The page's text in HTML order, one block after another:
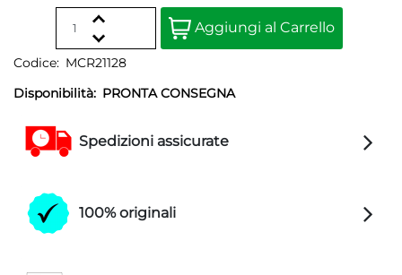
Quantità
Aggiungi al Carrello
Codice: MCR21128
Disponibilità: PRONTA CONSEGNA
Spedizioni assicurate
100% originali